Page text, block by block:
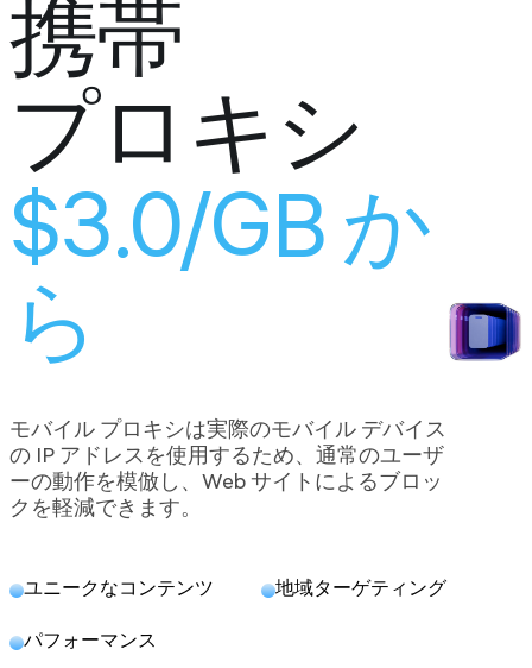
携帯
プロキシ
$3.0/GB か
ら
モバイル プロキシは実際のモバイル デバイス
の IP アドレスを使用するため、通常のユーザ
ーの動作を模倣し、Web サイトによるブロッ
クを軽減できます。
ユニークなコンテンツ 地域ターゲティング
パフォーマンス